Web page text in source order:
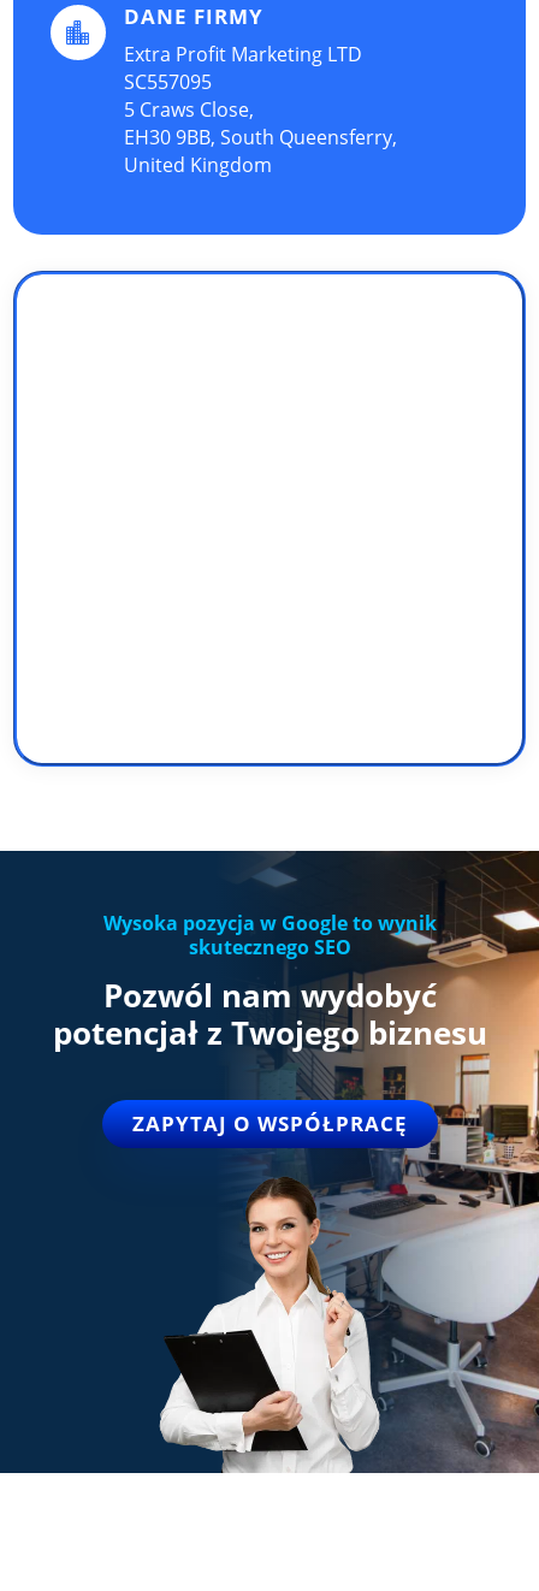

DANE FIRMY
Extra Profit Marketing LTD
SC557095
5 Craws Close,
EH30 9BB, South Queensferry,
United Kingdom
Wysoka pozycja w Google to wynik
skutecznego SEO
Pozwól nam wydobyć
potencjał z Twojego biznesu
ZAPYTAJ O WSPÓŁPRACĘ